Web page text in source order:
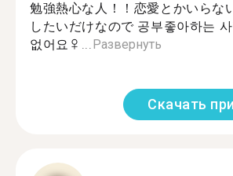
勉強熱心な人！！恋愛とかいらな
したいだけなので 공부좋아하는
없어요‍♀...Развернуть
Скачать